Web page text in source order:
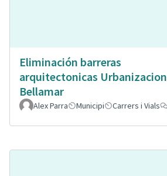
Eliminación barreras
arquitectonicas Urbanizacion
Bellamar
Alex Parra Municipi Carrers i Vials